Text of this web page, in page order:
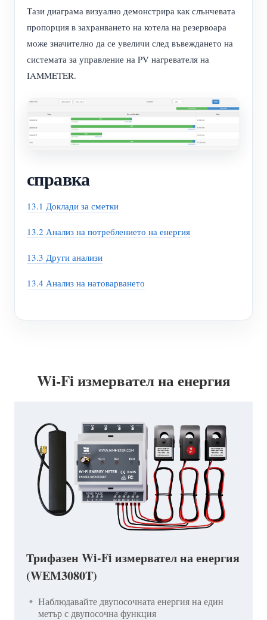
Тази диаграма визуално демонстрира как слънчевата
пропорция в захранването на котела на резервоара
може значително да се увеличи след въвеждането на
системата за управление на PV нагревателя на
IAMMETER.
справка
13.1 Доклади за сметки
13.2 Анализ на потреблението на енергия
13.3 Други анализи
13.4 Анализ на натоварването
Wi-Fi измервател на енергия
Трифазен Wi-Fi измервател на енергия
(WEM3080T)
Наблюдавайте двупосочната енергия на един
метър с двупосочна функция